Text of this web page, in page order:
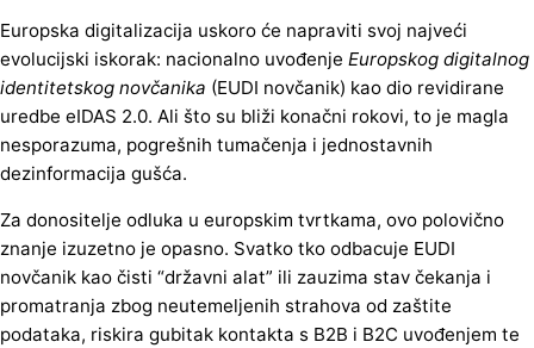
Europska digitalizacija uskoro će napraviti svoj najveći
evolucijski iskorak: nacionalno uvođenje Europskog digitalnog
identitetskog novčanika (EUDI novčanik) kao dio revidirane
uredbe eIDAS 2.0. Ali što su bliži konačni rokovi, to je magla
nesporazuma, pogrešnih tumačenja i jednostavnih
dezinformacija gušća.
Za donositelje odluka u europskim tvrtkama, ovo polovično
znanje izuzetno je opasno. Svatko tko odbacuje EUDI
novčanik kao čisti “državni alat” ili zauzima stav čekanja i
promatranja zbog neutemeljenih strahova od zaštite
podataka, riskira gubitak kontakta s B2B i B2C uvođenjem te